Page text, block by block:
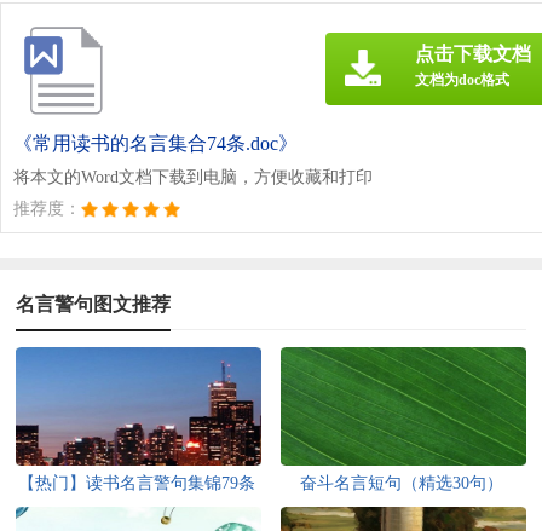
《常用读书的名言集合74条.doc》
将本文的Word文档下载到电脑，方便收藏和打印
推荐度：
点击下载文档
文档为doc格式
名言警句图文推荐
【热门】读书名言警句集锦79条 奋斗名言短句（精选30句）